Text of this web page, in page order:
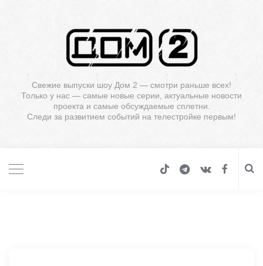
Свежие выпуски шоу Дом 2 — смотри раньше всех!
Только у нас — самые новые серии, актуальные новости
проекта и самые обсуждаемые сплетни.
Следи за развитием событий на телестройке первым!